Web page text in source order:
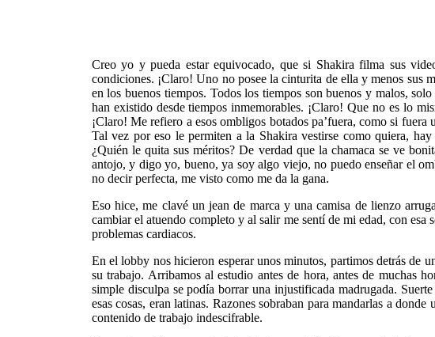
Creo yo y pueda estar equivocado, que si Shakira filma sus
condiciones. ¡Claro! Uno no posee la cinturita de ella y menos sus
en los buenos tiempos. Todos los tiempos son buenos y malos,
han existido desde tiempos inmemorables. ¡Claro! Que no es lo
¡Claro! Me refiero a esos ombligos botados pa’fuera, como si
Tal vez por eso le permiten a la Shakira vestirse como quiera,
¿Quién le quita sus méritos? De verdad que la chamaca se ve
antojo, y digo yo, bueno, ya soy algo viejo, no puedo enseñar el
no decir perfecta, me visto como me da la gana.
Eso hice, me clavé un jean de marca y una camisa de lienzo
cambiar el atuendo completo y al salir me sentí de mi edad, con
problemas cardiacos.
En el lobby nos hicieron esperar unos minutos, partimos detrás de
su trabajo. Arribamos al estudio antes de hora, antes de muchas
simple disculpa se podía borrar una injustificada madrugada.
esas cosas, eran latinas. Razones sobraban para mandarlas a
contenido de trabajo indescifrable.